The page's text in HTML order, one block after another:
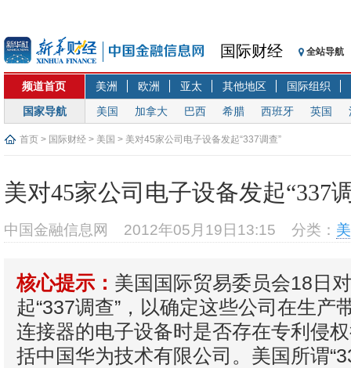
国际财经 全站导航
频道首页 美洲 欧洲 亚太 其他地区
国际组织
国家导航
美国 加拿大 巴西 希腊 西班牙 英国
首页 > 国际财经 > 美国 > 美对45家公司电子设备发起“337调查”
美对45家公司电子设备发起“337
中国金融信息网 2012年05月19日13:15 分类：
核心提示： 美国国际贸易委员会18日
起“337调查”，以确定这些公司在生产
连接器的电子设备时是否存在专利侵
括中国华为技术有限公司。美国所谓